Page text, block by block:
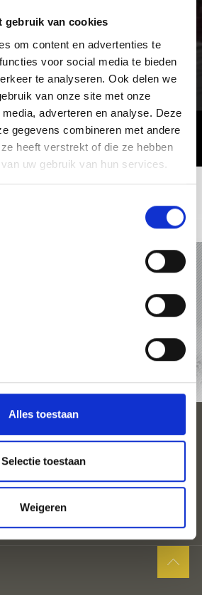
gebruik van cookies
om content en advertenties te
voor social media te bieden
te analyseren. Ook delen we
van onze site met onze
adverteren en analyse. Deze
gegevens combineren met andere
heeft verstrekt of die ze hebben
uw gebruik van hun services.
Alles toestaan
Selectie toestaan
Weigeren
IN VINSCHGAU